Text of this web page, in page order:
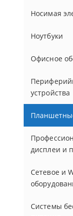
Носимая
Ноутбуки
Офисное
устройства
дисплеи и
Сетевое и
Системы